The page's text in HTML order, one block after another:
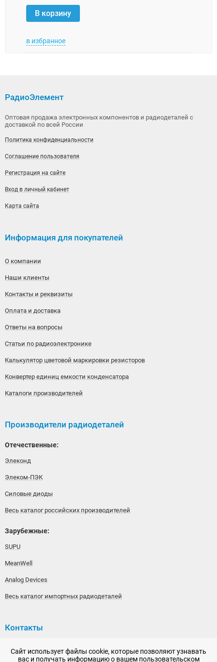
В корзину
в избранное
РадиоЭлемент
Оптовая продажа электронных компонентов и радиодеталей с
доставкой по всей России
Политика конфиденциальности
Соглашение пользователя
Регистрация на сайте
Вход в личный кабинет
Карта сайта
Информация для покупателей
О компании
Наши клиенты
Контакты и реквизиты
Оплата и доставка
Ответы на вопросы
Статьи по радиоэлектронике
Калькулятор цветовой маркировки резисторов
Конвертер единиц емкости конденсатора
Каталоги производителей
Производители радиодеталей
Отечественные:
Элеконд
Элеком-ПЭК
Силовые диоды
Весь каталог российских производителей
Зарубежные:
SUPU
MeanWell
Analog Devices
Весь каталог импортных радиодеталей
Контакты
192148, г. Санкт-Петербург, Железнодорожный проспект,
дом 36
Сайт использует файлы cookie, которые позволяют узнавать
вас и получать информацию о вашем пользовательском